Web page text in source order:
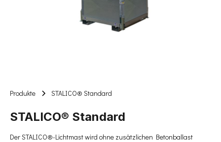
Produkte STALICO® Standard
STALICO® Standard
Der STALICO®-Lichtmast wird ohne zusätzlichen Betonballast